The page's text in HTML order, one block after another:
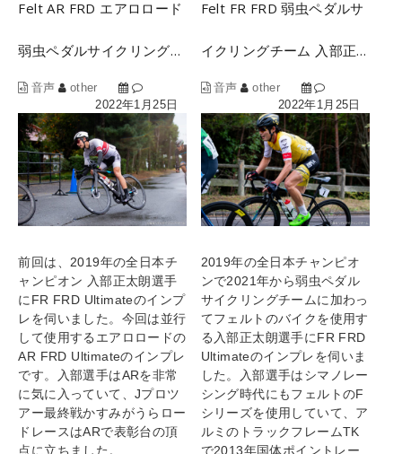
Felt AR FRD エアロロード
弱虫ペダルサイクリング…
音声
other
2022年1月25日
前回は、2019年の全日本チ
ャンピオン 入部正太朗選手
に FR FRD Ultimateのインプ
レを伺いました。今回は並行
して使用するエアロロードの
AR FRD Ultimateのインプレ
です。入部選手はARを非常
に気に入っていて、Jプロツ
アー最終戦かすみがうらロー
ドレースはARで表彰台の頂
点に立ちました。
Felt FR FRD 弱虫ペダルサ
イクリングチーム 入部正…
音声
other
2022年1月25日
2019年の全日本チャンピオ
ンで2021年から弱虫ペダル
サイクリングチームに加わっ
てフェルトのバイクを使用す
る入部正太朗選手にFR FRD
Ultimateのインプレを伺いま
した。入部選手はシマノレー
シング時代にもフェルトのF
シリーズを使用していて、ア
ルミのトラックフレームTK
で2013年国体ポイントレー